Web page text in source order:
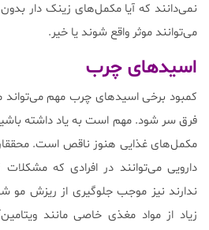
نمی‌دانند که آیا مکمل‌های زینک دار
می‌توانند موثر واقع شوند یا خیر.
اسید‌های چرب
کمبود برخی اسید‌های چرب مهم می‌تواند
فرق سر شود. مهم است به یاد داشته
مکمل‌های غذایی هنوز ناقص است.
دارویی می‌توانند در افرادی که
ندارند نیز موجب جلوگیری از ریزش مو
زیاد از مواد مغذی خاصی مانند